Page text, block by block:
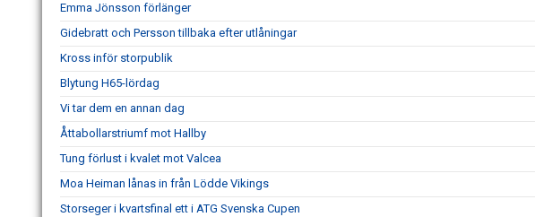
Emma Jönsson förlänger
Gidebratt och Persson tillbaka efter utlåningar
Kross inför storpublik
Blytung H65-lördag
Vi tar dem en annan dag
Åttabollarstriumf mot Hallby
Tung förlust i kvalet mot Valcea
Moa Heiman lånas in från Lödde Vikings
Storseger i kvartsfinal ett i ATG Svenska Cupen